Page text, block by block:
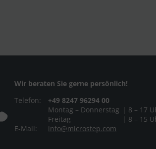
Wir beraten Sie gerne persönlich!
Telefon:
+49 8247 96294 00
Montag – Donnerstag | 8 – 17
Freitag
| 8 – 15
E-Mail:
info@microstep.com